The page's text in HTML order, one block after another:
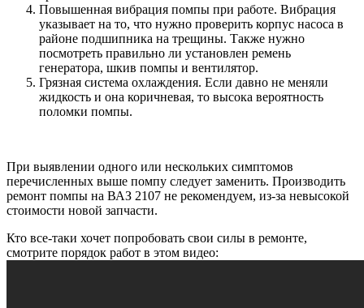
Повышенная вибрация помпы при работе. Вибрация
указывает на то, что нужно проверить корпус насоса в
районе подшипника на трещины. Также нужно
посмотреть правильно ли установлен ремень
генератора, шкив помпы и вентилятор.
Грязная система охлаждения. Если давно не меняли
жидкость и она коричневая, то высока вероятность
поломки помпы.
При выявлении одного или нескольких симптомов
перечисленных выше помпу следует заменить. Производить
ремонт помпы на ВАЗ 2107 не рекомендуем, из-за невысокой
стоимости новой запчасти.
Кто все-таки хочет попробовать свои силы в ремонте,
смотрите порядок работ в этом видео: